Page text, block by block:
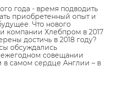
года - время подводить
приобретенный опыт и
Что нового
компании Хлебпром в 2017
достичь в 2018 году?
обсуждались
совещании
самом сердце Англии – в